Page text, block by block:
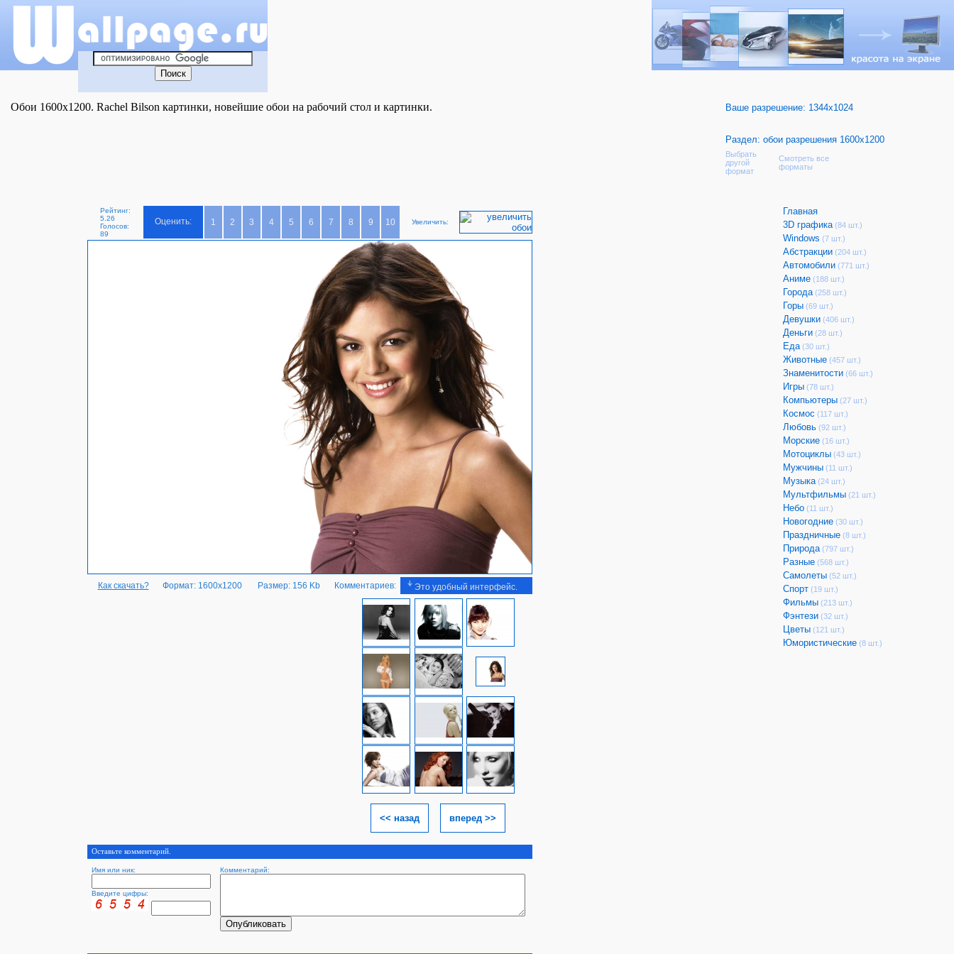
Обои 1600x1200. Rachel Bilson картинки, новейшие обои на рабочий стол и картинки. Ваше разрешение: 1344x1024
Раздел: обои разрешения 1600x1200
Выбрать
другой
формат
Смотреть все
форматы
Рейтинг:
5.26
Голосов:
89
Оценить: 1 2 3 4 5 6 7 8 9 10 Увеличить:
Как скачать? Формат: 1600x1200 Размер: 156 Kb Комментариев: Это удобный интерфейс.
<< назад вперед >>
Оставьте комментарий.
Имя или ник: Комментарий:
Введите цифры:
Главная
3D графика (84 шт.)
Windows (7 шт.)
Абстракции (204 шт.)
Автомобили (771 шт.)
Аниме (188 шт.)
Города (258 шт.)
Горы (69 шт.)
Девушки (406 шт.)
Деньги (28 шт.)
Еда (30 шт.)
Животные (457 шт.)
Знаменитости (66 шт.)
Игры (78 шт.)
Компьютеры (27 шт.)
Космос (117 шт.)
Любовь (92 шт.)
Морские (16 шт.)
Мотоциклы (43 шт.)
Мужчины (11 шт.)
Музыка (24 шт.)
Мультфильмы (21 шт.)
Небо (11 шт.)
Новогодние (30 шт.)
Праздничные (8 шт.)
Природа (797 шт.)
Разные (568 шт.)
Самолеты (52 шт.)
Спорт (19 шт.)
Фильмы (213 шт.)
Фэнтези (32 шт.)
Цветы (121 шт.)
Юмористические (8 шт.)